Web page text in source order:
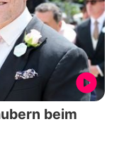
beim